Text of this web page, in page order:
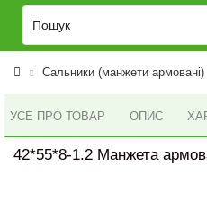
Сальники (манжети армовані)
УСЕ ПРО ТОВАР ОПИС
42*55*8-1.2 Манжета